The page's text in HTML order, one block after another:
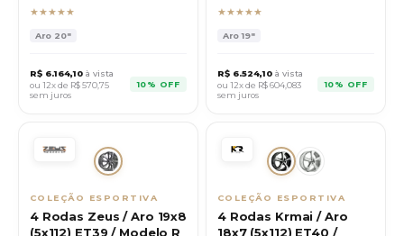
★★★★★
Aro 20"
R$ 6.164,10 à vista
ou 12x de R$570,75
sem juros
10% OFF
★★★★★
Aro19"
R$ 6.524,10 à vista
ou 12x de R$604,083
sem juros
10% OFF
COLEÇÃO ESPORTIVA
4 Rodas Zeus / Aro 19x8
(5x112) ET39 / Modelo R
COLEÇÃO ESPORTIVA
4 Rodas Krmai / Aro
18x7 (5x112) ET40 /